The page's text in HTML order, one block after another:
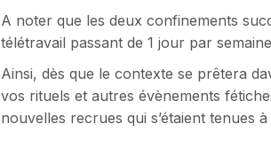
A noter que les deux confinements
télétravail passant de 1 jour par
Ainsi, dès que le contexte se prêtera
vos rituels et autres évènements
nouvelles recrues qui s’étaient tenues à